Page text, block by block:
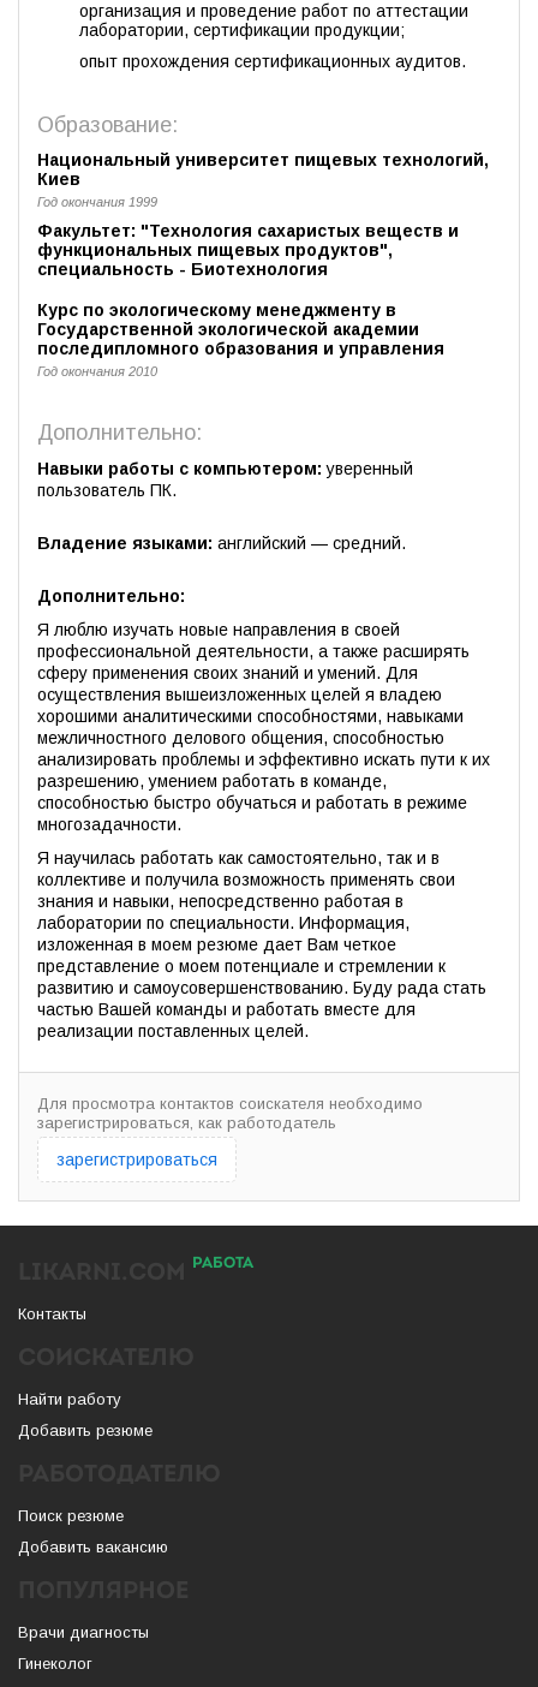
организация и проведение работ по аттестации
лаборатории, сертификации продукции;
опыт прохождения сертификационных аудитов.
Образование:
Национальный университет пищевых технологий,
Киев
Год окончания 1999
Факультет: "Технология сахаристых веществ и
функциональных пищевых продуктов",
специальность - Биотехнология
Курс по экологическому менеджменту в
Государственной экологической академии
последипломного образования и управления
Год окончания 2010
Дополнительно:
Навыки работы с компьютером: уверенный
пользователь ПК.
Владение языками: английский — средний.
Дополнительно:
Я люблю изучать новые направления в своей
профессиональной деятельности, а также расширять
сферу применения своих знаний и умений. Для
осуществления вышеизложенных целей я владею
хорошими аналитическими способностями, навыками
межличностного делового общения, способностью
анализировать проблемы и эффективно искать пути к их
разрешению, умением работать в команде,
способностью быстро обучаться и работать в режиме
многозадачности.
Я научилась работать как самостоятельно, так и в
коллективе и получила возможность применять свои
знания и навыки, непосредственно работая в
лаборатории по специальности. Информация,
изложенная в моем резюме дает Вам четкое
представление о моем потенциале и стремлении к
развитию и самоусовершенствованию. Буду рада стать
частью Вашей команды и работать вместе для
реализации поставленных целей.
Для просмотра контактов соискателя необходимо
зарегистрироваться, как работодатель
зарегистрироваться
РАБОТА
Контакты
Найти работу
Добавить резюме
Поиск резюме
Добавить вакансию
Врачи диагносты
Гинеколог